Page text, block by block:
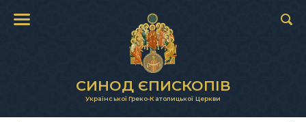
СИНОД ЄПИСКОПІВ
Української Греко-Католицької Церкви